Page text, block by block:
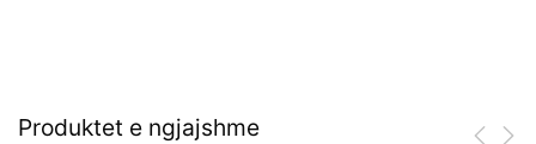
Produktet e ngjajshme